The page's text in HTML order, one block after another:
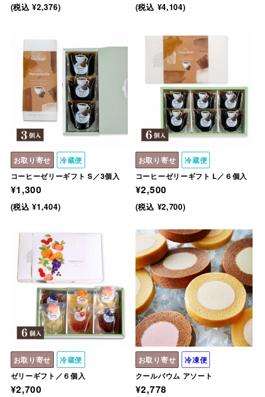
(税込 ¥2,376) (税込 ¥4,104)
お取り寄せ
冷蔵便
コーヒーゼリーギフト S／3個入
¥1,300
(税込 ¥1,404)
お取り寄せ
冷蔵便
コーヒーゼリーギフト L／６個入
¥2,500
(税込 ¥2,700)
お取り寄せ
冷蔵便
ゼリーギフト／６個入
¥2,700
お取り寄せ
冷凍便
クールバウム アソート
¥2,778